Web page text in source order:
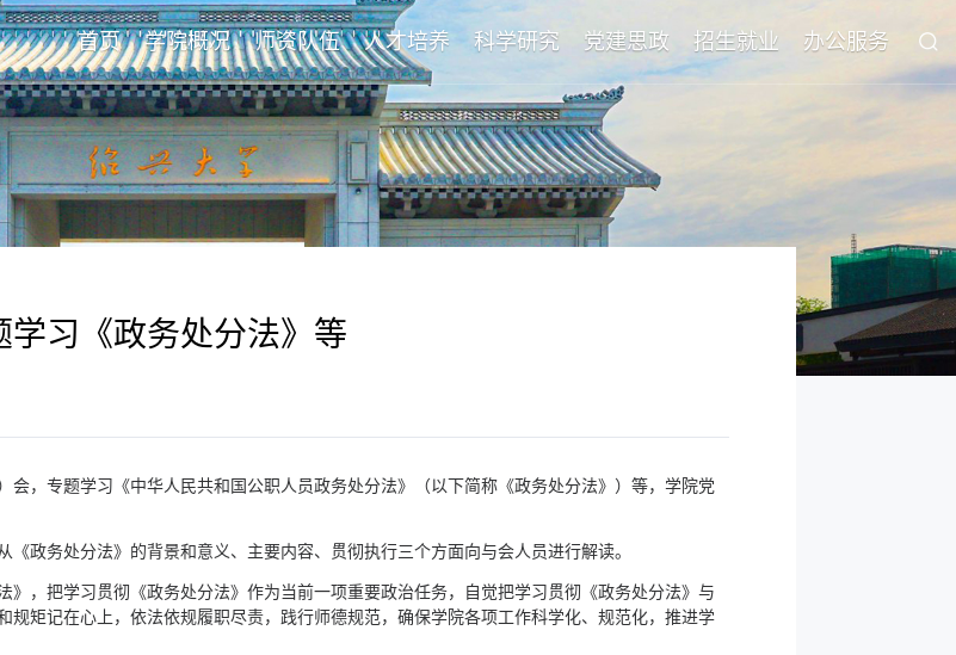
首页 学院概况 师资队伍 人才培养 科学研究 党建思政 招生就业 办公服务
习《政务处分法》等
会，专题学习《中华人民共和国公职人员政务处分法》（以下简称《政务处分法》）等，学院党
政务处分法》的背景和意义、主要内容、贯彻执行三个方面向与会人员进行解读。
》，把学习贯彻《政务处分法》作为当前一项重要政治任务，自觉把学习贯彻《政务处分法》与
规矩记在心上，依法依规履职尽责，践行师德规范，确保学院各项工作科学化、规范化，推进学